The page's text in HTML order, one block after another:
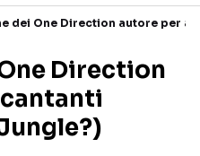
TESTI CANZONI
TOUR ED EVENTI
TALENT SHOW
dei One Direction autore per
Direction